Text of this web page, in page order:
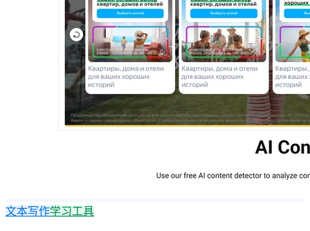
文本写作学习工具